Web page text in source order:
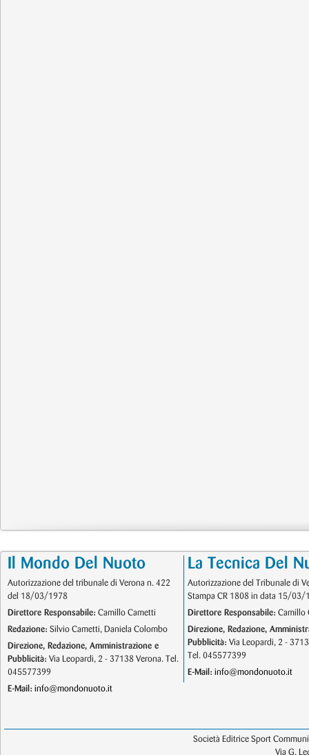
Il Mondo Del Nuoto
Autorizzazione del tribunale di Verona n. 422
del 18/03/1978
Direttore Responsabile: Camillo Cametti
Redazione: Silvio Cametti, Daniela Colombo
Direzione, Redazione, Amministrazione e
Pubblicità: Via Leopardi, 2 - 37138 Verona. Tel.
045577399
E-Mail: info@mondonuoto.it
La Tecnica Del
Autorizzazione del Tribunale di
Stampa CR 1808 in data 15/03/
Direttore Responsabile: Camillo
Direzione, Redazione,
Pubblicità: Via Leopardi, 2 -
Tel. 045577399
E-Mail: info@mondonuoto.it
Società Editrice Sport
Via G.